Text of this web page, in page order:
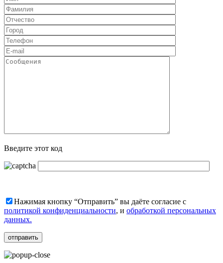
Введите этот код
Нажимая кнопку “Отправить” вы даёте согласие с
политикой конфиденциальности, и обработкой персональных
данных.